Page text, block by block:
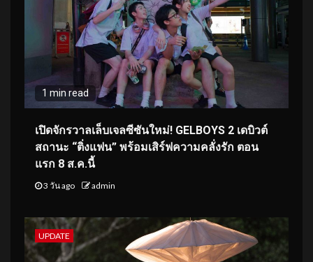
1 min read
เปิดจักรวาลเล็บเจลซีซันใหม่! GELBOYS 2 เดบิวต์
สถานะ “ติ่งแฟน” พร้อมเสิร์ฟความคลั่งรัก ตอน
แรก 8 ส.ค.นี้
3 วัน ago admin
UPDATE